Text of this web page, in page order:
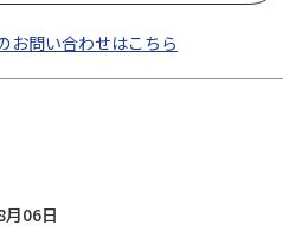
お問い合わせはこちら
06日